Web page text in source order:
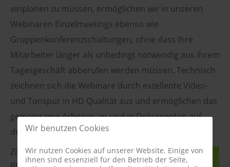
einplanen zu müssen, ermöglichen wir in unseren
Webinaren Einzelmeetings ebenso wie
Gruppenkonferenzschaltungen, ohne dass Ihre
Mitarbeiter länger als unbedingt notwendig aus ihrem
Tagesgeschäft abberufen werden müssen. Technisch
zeichnen sich die Webinare durch exzellente Video-
und Tonspur in HD Qualität aus und ermöglichen das
gemeinsame Arbeiten an und in Dokumenten auf
dem Whiteboard.
Zitat aus einem Unternehmen, in dem wir
per Webinare interaktiv und live die
Wir benutzen Cookies
Wir nutzen Cookies auf unserer Website. Einige von
ihnen sind essenziell für den Betrieb der Seite,